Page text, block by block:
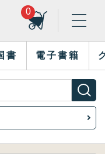
0
書 電子書籍